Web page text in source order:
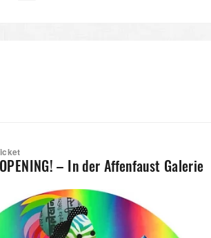
– In der Affenfaust Galerie